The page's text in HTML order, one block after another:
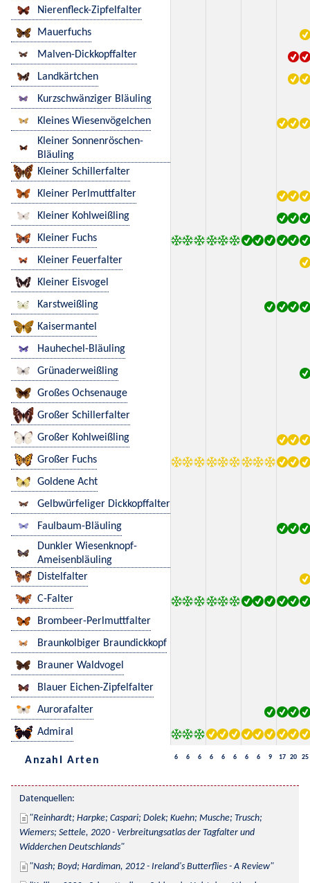
Nierenfleck-Zipfelfalter
Mauerfuchs
Malven-Dickkopffalter
Landkärtchen
Kurzschwänziger Bläuling
Kleines Wiesenvögelchen
Kleiner Sonnenröschen-
Bläuling
Kleiner Schillerfalter
Kleiner Perlmuttfalter
Kleiner Kohlweißling
Kleiner Fuchs
Kleiner Feuerfalter
Kleiner Eisvogel
Karstweißling
Kaisermantel
Hauhechel-Bläuling
Grünaderweißling
Großes Ochsenauge
Großer Schillerfalter
Großer Kohlweißling
Großer Fuchs
Goldene Acht
Gelbwürfeliger Dickkopffalter
Faulbaum-Bläuling
Dunkler Wiesenknopf-
Ameisenbläuling
Distelfalter
C-Falter
Brombeer-Perlmuttfalter
Braunkolbiger Braundickkopf
Brauner Waldvogel
Blauer Eichen-Zipfelfalter
Aurorafalter
Admiral
Anzahl Arten 6 6 6 6 6 6 6 6 9 17 20 25
Datenquellen:
Reinhardt; Harpke; Caspari; Dolek; Kuehn; Musche; Trusch;
Wiemers; Settele, 2020 - Verbreitungsatlas der Tagfalter und
Widderchen Deutschlands
Nash; Boyd; Hardiman, 2012 - Ireland's Butterflies - A Review